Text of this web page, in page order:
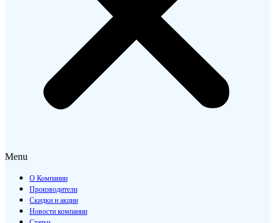
Menu
О Компании
Производители
Скидки и акции
Новости компании